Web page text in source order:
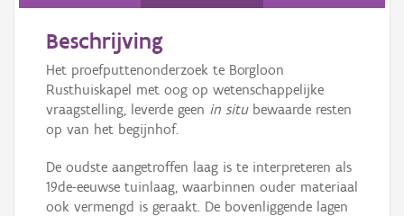
Beschrijving
Het proefputtenonderzoek te Borgloon
Rusthuiskapel met oog op wetenschappelijke
vraagstelling, leverde geen in situbewaarde resten
op van het begijnhof.
De oudste aangetroffen laag is te interpreteren als
19de-eeuwse tuinlaag, waarbinnen ouder materiaal
ook vermengd is geraakt. De bovenliggende lagen